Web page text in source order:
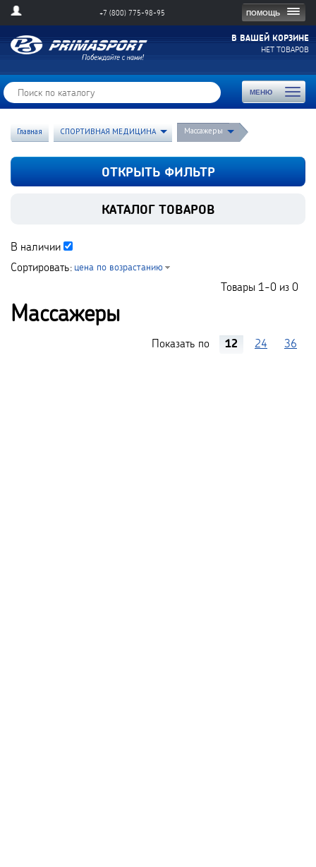
ПОМОЩЬ
+7 (800) 775-98-95
В ВАШЕЙ КОРЗИНЕ
НЕТ ТОВАРОВ
МЕНЮ
Toggle
Главная СПОРТИВНАЯ МЕДИЦИНА Массажеры
ОТКРЫТЬ ФИЛЬТР
КАТАЛОГ ТОВАРОВ
В наличии
Сортировать: цена по возрастанию
Товары 1-0 из 0
Массажеры
Показать по 12 24 36